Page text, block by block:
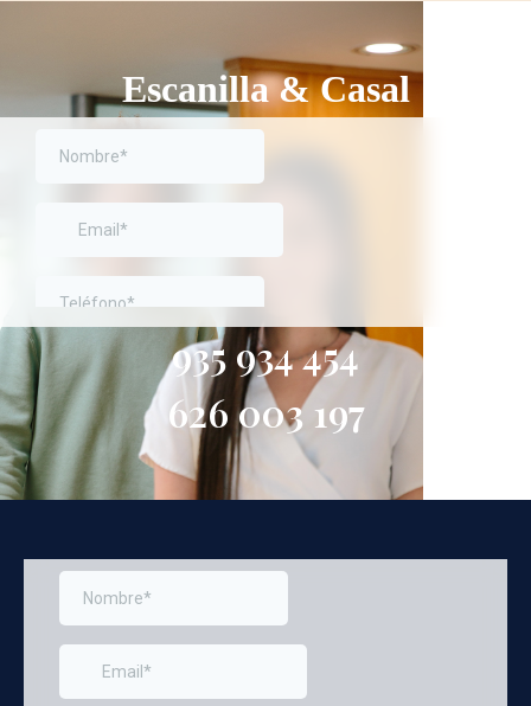
Escanilla & Casal
935 934 454
626 003 197